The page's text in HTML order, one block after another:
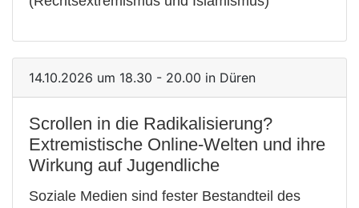
14.10.2026 um 18.30 - 20.00 in Düren
Scrollen in die Radikalisierung?
Extremistische Online-Welten und ihre
Wirkung auf Jugendliche
Soziale Medien sind fester Bestandteil des